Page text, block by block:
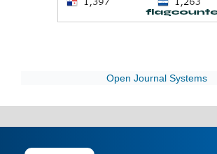
Open Journal Systems